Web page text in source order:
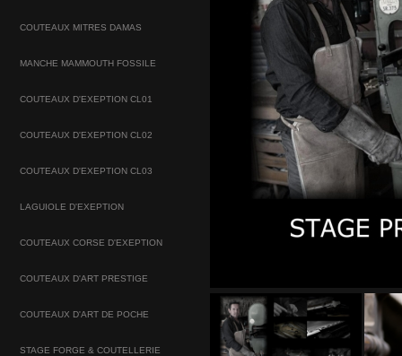
COUTEAUX MITRES DAMAS
MANCHE MAMMOUTH FOSSILE
COUTEAUX D'EXEPTION CL01
COUTEAUX D'EXEPTION CL02
COUTEAUX D'EXEPTION CL03
LAGUIOLE D'EXEPTION
COUTEAUX CORSE D'EXEPTION
COUTEAUX D'ART PRESTIGE
COUTEAUX D'ART DE POCHE
STAGE FORGE & COUTELLERIE